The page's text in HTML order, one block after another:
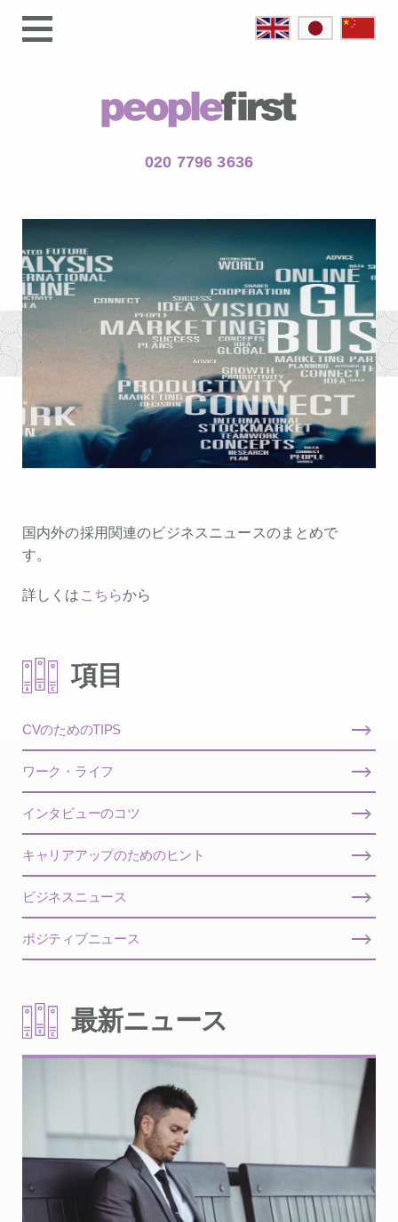
020 7796 3636
国内外の採用関連のビジネスニュースのまとめで
す。
詳しくは こちらから
項目
CVのためのTIPS
ワーク・ライフ
インタビューのコツ
キャリアアップのためのヒント
ビジネスニュース
ポジティブニュース
最新ニュース